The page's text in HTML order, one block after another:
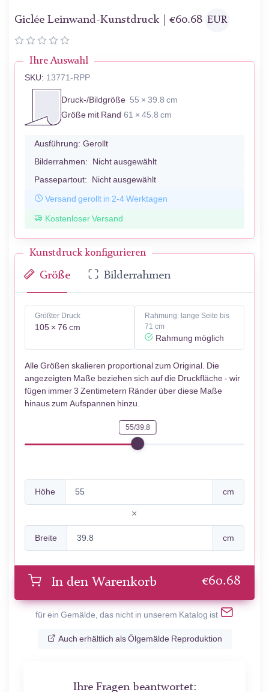
Giclée Leinwand-Kunstdruck | €60.68 EUR
Ihre Auswahl
SKU: 13771-RPP
Druck-/Bildgröße 55 × 39.8 cm
Größe mit Rand 61 × 45.8 cm
Ausführung: Gerollt
Bilderrahmen: Nicht ausgewählt
Passepartout: Nicht ausgewählt
Versand gerollt in 2-4 Werktagen
Kostenloser Versand
Kunstdruck konfigurieren
Größe Bilderrahmen
Größter Druck
105 × 76 cm
Rahmung: lange Seite bis
71 cm
Rahmung möglich
Alle Größen skalieren proportional zum Original. Die
angezeigten Maße beziehen sich auf die Druckfläche - wir
fügen immer 3 Zentimetern Ränder über diese Maße
hinaus zum Aufspannen hinzu.
55/39.8
Höhe cm
Breite cm
In den Warenkorb €60.68
für ein Gemälde, das nicht in unserem Katalog ist
Auch erhältlich als Ölgemälde Reproduktion
Ihre Fragen beantwortet: